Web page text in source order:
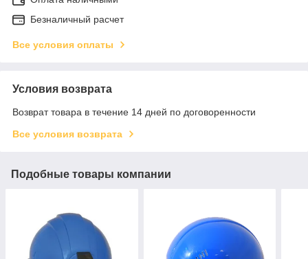
Безналичный расчет
Все условия оплаты
Условия возврата
Возврат товара в течение 14 дней по договоренности
Все условия возврата
Подобные товары компании